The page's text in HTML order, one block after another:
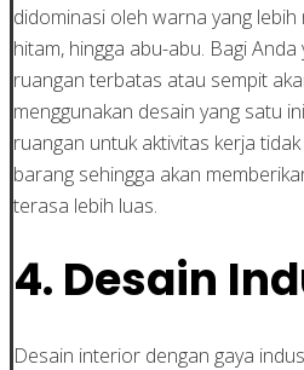
didominasi oleh warna yang
hitam, hingga abu-abu. Bagi Anda
ruangan terbatas atau sempit
menggunakan desain yang satu
ruangan untuk aktivitas kerja
barang sehingga akan
terasa lebih luas.
4. Desain
Desain interior dengan gaya